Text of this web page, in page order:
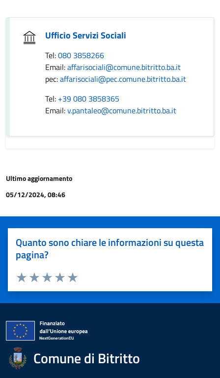
Ufficio Servizi Sociali
Tel:080 3858266
Email:affarisociali@comune.bitritto.ba.it
pec:affarisociali@pec.comune.bitritto.ba.it
Tel: +39 080 3858365
Email:v.pantaleo@comune.bitritto.ba.it
Ultimo aggiornamento
05/12/2024, 08:46
Quanto sono chiare le informazioni su questa
pagina?
Valuta 5 stelle su 5
Valuta 4 stelle su 5
Valuta 3 stelle su 5
Valuta 2 stelle su 5
Valuta 1 stelle su 5
Comune di Bitritto